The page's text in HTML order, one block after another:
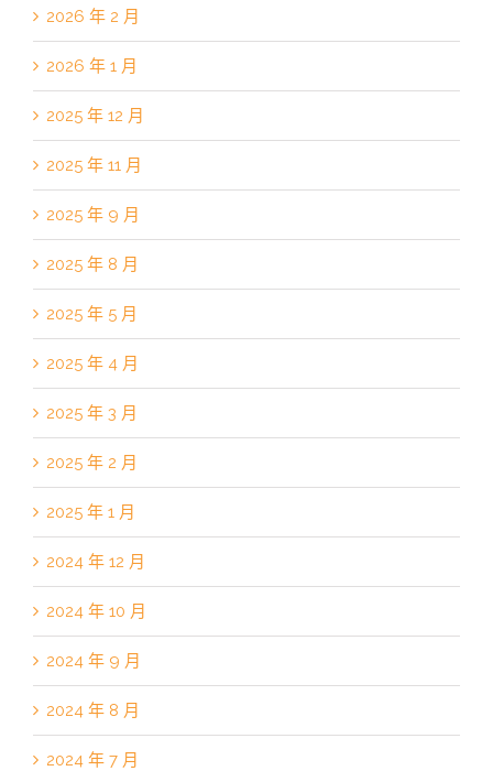
2026 年 2 月
2026 年 1 月
2025 年 12 月
2025 年 11 月
2025 年 9 月
2025 年 8 月
2025 年 5 月
2025 年 4 月
2025 年 3 月
2025 年 2 月
2025 年 1 月
2024 年 12 月
2024 年 10 月
2024 年 9 月
2024 年 8 月
2024 年 7 月